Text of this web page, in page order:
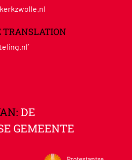
TRANSLATION
DE
GEMEENTE